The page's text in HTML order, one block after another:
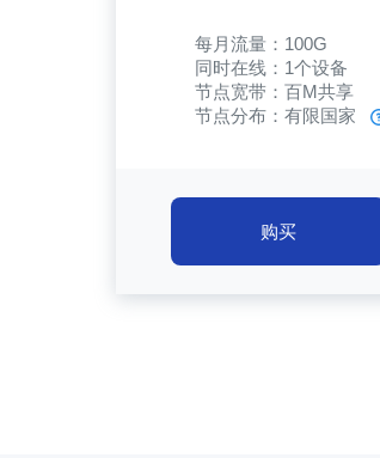
每月流量：100G
同时在线：1个设备
节点宽带：百M共享
节点分布：有限国家
购买